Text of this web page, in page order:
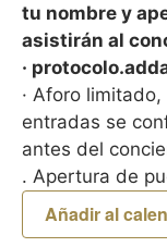
tu nombre y
asistirán al
·
· Aforo limitado,
entradas se
antes del
. Apertura de
Añadir al